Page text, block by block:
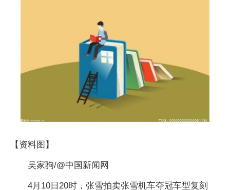
【资料图】
吴家驹/@中国新闻网
4月10日20时，张雪拍卖张雪机车夺冠车型复刻